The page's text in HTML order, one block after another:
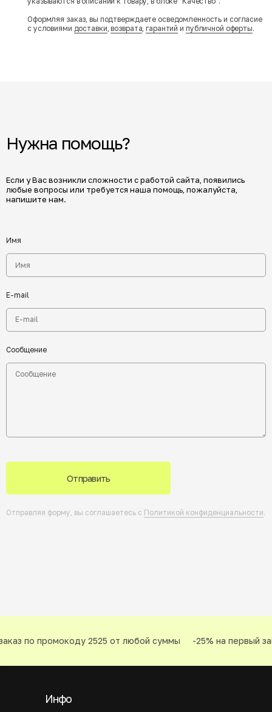
Оформляя заказ, вы подтверждаете осведомленность и согласие
с условиями доставки,возврата,гарантий и публичной оферты.
Нужна помощь?
Если у Вас возникли сложности с работой сайта, появились
любые вопросы или требуется наша помощь, пожалуйста,
напишите нам.
Имя
E-mail
Сообщение
Отправить
Отправляя форму, вы соглашаетесь с Политикой конфиденциальности.
по промокоду 2525 от любой суммы -25% на первый
Инфо